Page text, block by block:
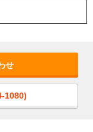
せ
1080)